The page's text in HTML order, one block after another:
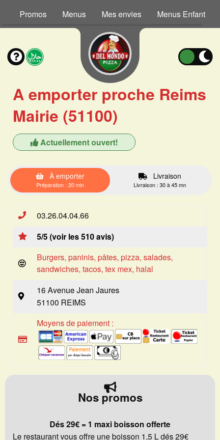
Promos Menus Mes envies Menus Enfant
A emporter proche Reims
Mairie (51100)
Actuellement ouvert!
À emporter
Préparation : 20 min
Livraison
Livraison : 30 à 45 mn
03.26.04.04.66
5/5 (voir les 510 avis)
Burgers, paninis, pâtes, pizza, salades,
sandwiches, tacos, tex mex, halal
16 Avenue Jean Jaures
51100 REIMS
Moyens de paiement :
Nos promos
Dés 29€ = 1 maxi boisson offerte
Le restaurant vous offre une boisson 1,5 L dés 29€